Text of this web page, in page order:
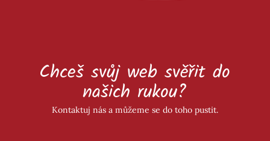
Chceš svůj web svěřit do
našich rukou?
Kontaktuj nás a můžeme se do toho pustit.